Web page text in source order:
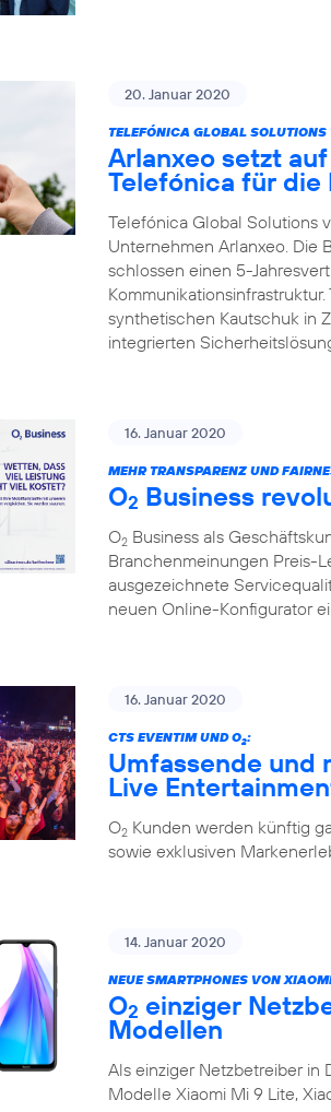
20. Januar 2020
TELEFÓNICA GLOBAL
Arlanxeo setzt
Telefónica für die
Telefónica Global Solutions
Unternehmen Arlanxeo. Die
schlossen einen 5-
synthetischen Kautschuk in
integrierten
16. Januar 2020
MEHR TRANSPARENZ UND
O2 Business
O2 Business als
Branchenmeinungen Preis-
ausgezeichnete
neuen Online-Konfigurator
16. Januar 2020
CTS EVENTIM UND O2:
Umfassende und
Live
O2 Kunden werden künftig
sowie exklusiven
14. Januar 2020
NEUE SMARTPHONES VON
O2 einziger
Modellen
Als einziger Netzbetreiber in
Modelle Xiaomi Mi 9 Lite,